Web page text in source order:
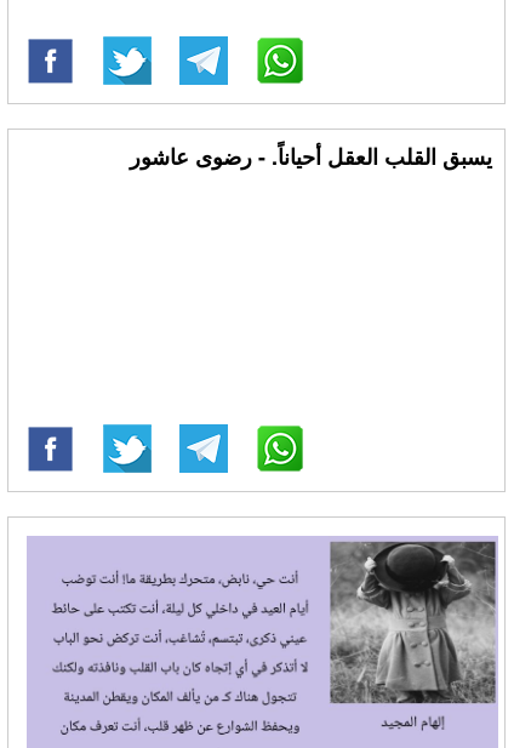
يسبق القلب العقل أحياناً. - رضوى عاشور